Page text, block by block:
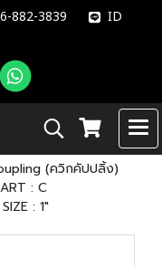
882-3839 ID
(ควิกคัปปลิ้ง)
: C
: 1"